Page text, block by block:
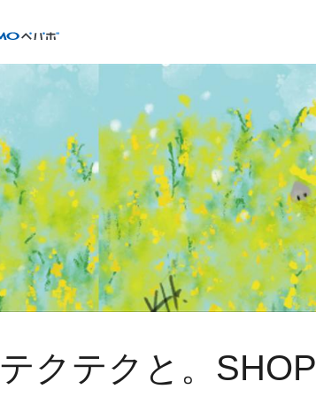
テクテクと。SHOP